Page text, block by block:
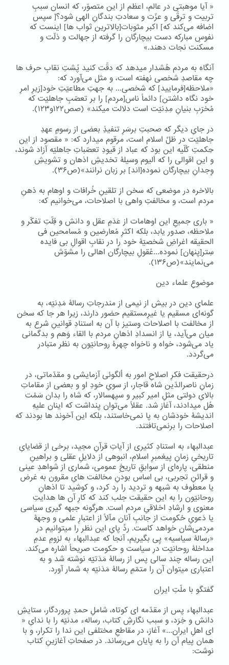
« آیا موهبتی در عالم، اعظم از این متصوّر، که انسان سببِ
تربیت و ترقّی و عزّت و سعادتِ بندگانِ الهی شود؟[ سپس
اضافه می‌کند که] اکبر مثوبات[بالاترین ثواب ها] اینست که
نفوسِ مبارکه دست بیچارگان را گرفته از جهالت و ذلّت و
مسکنت نجات دهند.»
آنگاه به مردم هُشدار میدهد که دقّت کنید پُشتِ نقابِ حرف ها
چه مقاصدِ شخصی نهفته است، و مثل می‌آورد که:
«ملاحظه[فرمایید] که شخصی... به جهتِ مطاعیّتِ خود[زیرِ امرِ
خود نگاه داشتن] دائماً ناس[مردم] را بر تعصّبِ جاهلیّت که
مُخرّبِ بنیانِ مِدِنیّت است دلالت میکند» (صص۱۲۲و۱۲۳).
در جایِ دیگر که صحبتِ برسَرِ تنفیذِ بعضی از رسومِ عهدِ
جاهلیّت در ظلِّ اسلام است، مرقوم میدارد که: « مقصود از این
حِکمتِ کُلّیه این بود که عباد از قیودِ تعصّباتِ جاهلیّه آزاد شوند،
و این اقوالی را که اَلیوم وسیلۀ تخدیشِ اذهان و تشویشِ
وِجدانِ بیچارگان نموده[اند] بر زبان نرانند»(ص۳۶).
بالاخره در موضعی که سخن از تلقینِ خُرافات و اوهام به ذهنِ
مردم است، و مخالفتِ واهی با اصلاحات، می‌خوانیم که:
« باری جمیعِ این اوهامات از عَدَمِ عقل و دانش و قِلّتِ تفکّر و
ملاحظه، صدور یابد، بلکه اکثرِ مُعارضین و مُسامحین فی
الحقیقه اغراضِ شخصیّۀ خود را در نقابِ اقوالِ بی فایده
سِتر[پنهان] نموده...عُقولِ بیچارگان اهالی را مشوّش
می‌نمایند»(ص۱۳۶).
موضوعِ علماء دین
علمایِ دین در بیش از نیمی‌ از مندرجاتِ رسالۀ مَدِنیّه، به
گونه‌ای مسقیم یا غیرِمستقیم حضور دارند، زیرا هر جا که سخن
از مخالفت با اصلاحات وستیز با آن به استنادِ قوانینِ شرع به
میان می‌آید، یا از انسدادِ اذهانِ مردم با القاء وَهم و بدگمانی
یاد می‌شود، خواه و ناخواه چهرۀ روحانیّون به نظر متبادر
می‌گردد.
درحقیقت فکرِ اصلاحِ امور به اُلگوئی آزمایشی و مقدّماتی، در
زمانِ ناصرالدّین شاه قاجار، از سویِ خودِ او و بعضی از مقاماتِ
بالایِ دولتی مثلِ امیر کبیر و سپهسالار، که شاه را بدان سَمْت
هُل میدادند، آغاز شد. عقلاً می‌توان پنداشت که اینان علیهِ
اندیشۀ خودشان به پا نمی‌خاستند، بلکه این آخوند ها بودند که
اصلاحات را برنمی‌تافتند.
عبدالبهاء به استنادِ کثیری از آیاتِ قرآنِ مجید، برخی از قضایایِ
تاریخیِ زمانِ پیغمبرِ اسلام، انبوهی از دلایلِ عقلی و براهینِ
منطقی، پاره‌ای از سوابقِ تاریخِ عمومی، شماری از شواهدِ عینی
و قرائنِ تجربی، بی اساس بودنِ مخالفت هایِ مقرون به غرض
یا معطوف به شبهه و تردید را رد کرد، و کوشید تا اذهانِ
روحانیّون را به این حقیقت جلب کند که کارِ آن ها هدایتِ
معنوی و ارشادِ اخلاقیِ مردم است. هرگونه جبهه گیری سیاسی
یا دَعویِ حُکومت از جانبِ آنان مآلاً از اعتبارِ علمی‌ و وجهۀ
مردمی‌شان خواهد کاست. ردِّ پایِ این نظر را میتوانیم در
«رسالۀ سیاسیه» پِی بگیریم، آنجا که عبدالبهاء به لزومِ عدمِ
مداخلۀ روحانیّت در سیاست و حکومت صریحاً اشاره می‌کند.
این رساله چند سالی پس از رسالۀ مَدَتیّه نوشته شد و به
اعتباری میتوان آن را متمّمِ رسالۀ مَدَنیّه به شمار آورد.
گفتگو با ملّتِ ایران
عبدالبهاء پس از مقدّمه ای کوتاه، شاملِ حمدِ پروردگار، ستایشِ
دانش و خِرَد، و سبب نگارشِ کتاب، رسالهء مدنیّه را با ندایِ «
ای اهلِ ایران...» آغاز، در مقاطعِ مختلفی این ندا را تکرار، و با
همان پیام آن را به پایان می‌رساند. در صفحاتِ آغازینِ کتاب
نوشت: